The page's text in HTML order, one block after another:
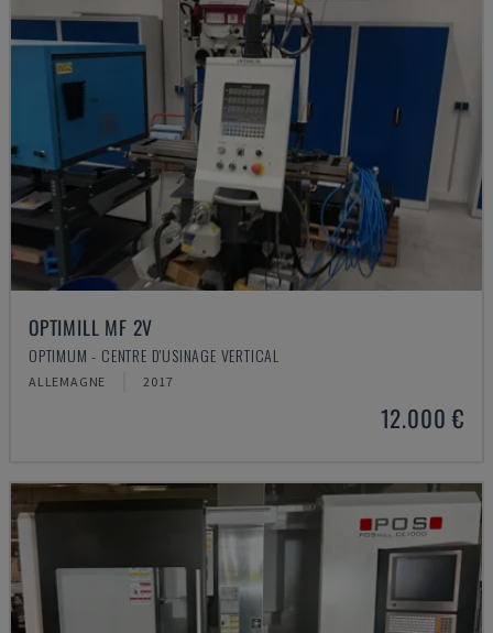
OPTIMILL MF 2V
OPTIMUM - CENTRE D'USINAGE VERTICAL
ALLEMAGNE 2017
12.000 €